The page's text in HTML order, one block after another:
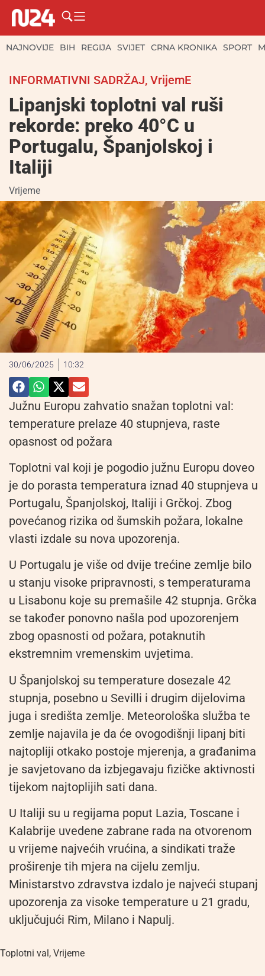
NAJNOVIJE BIH REGIJA SVIJET CRNA KRONIKA SPORT
INFORMATIVNI SADRŽAJ, VrijemE
Lipanjski toplotni val ruši
rekorde: preko 40°C u
Portugalu, Španjolskoj i
Italiji
Vrijeme
30/06/2025 10:32
Južnu Europu zahvatio snažan toplotni val:
temperature prelaze 40 stupnjeva, raste
opasnost od požara
Toplotni val koji je pogodio južnu Europu doveo
je do porasta temperatura iznad 40 stupnjeva u
Portugalu, Španjolskoj, Italiji i Grčkoj. Zbog
povećanog rizika od šumskih požara, lokalne
vlasti izdale su nova upozorenja.
U Portugalu je više od dvije trećine zemlje bilo
u stanju visoke pripravnosti, s temperaturama
u Lisabonu koje su premašile 42 stupnja. Grčka
se također ponovno našla pod upozorenjem
zbog opasnosti od požara, potaknutih
ekstremnim vremenskim uvjetima.
U Španjolskoj su temperature dosezale 42
stupnja, posebno u Sevilli i drugim dijelovima
juga i središta zemlje. Meteorološka služba te
zemlje najavila je da će ovogodišnji lipanj biti
najtopliji otkako postoje mjerenja, a građanima
je savjetovano da izbjegavaju fizičke aktivnosti
tijekom najtoplijih sati dana.
U Italiji su u regijama poput Lazia, Toscane i
Kalabrije uvedene zabrane rada na otvorenom
u vrijeme najvećih vrućina, a sindikati traže
proširenje tih mjera na cijelu zemlju.
Ministarstvo zdravstva izdalo je najveći stupanj
upozorenja za visoke temperature u 21 gradu,
uključujući Rim, Milano i Napulj.
Toplotni val, Vrijeme